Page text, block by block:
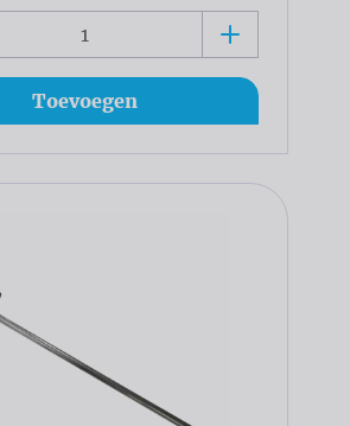
Toevoegen